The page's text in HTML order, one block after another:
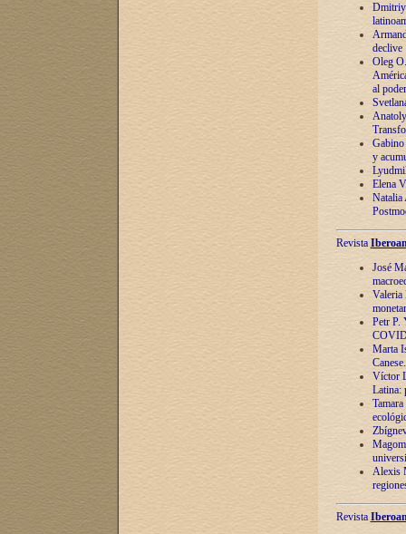
Dmitriy
declive
Oleg
al poder
y
Elena
Natalia
Revista
José
Valeria
Petr P.
Marta
Víctor
Latina:
Alexis
Revista